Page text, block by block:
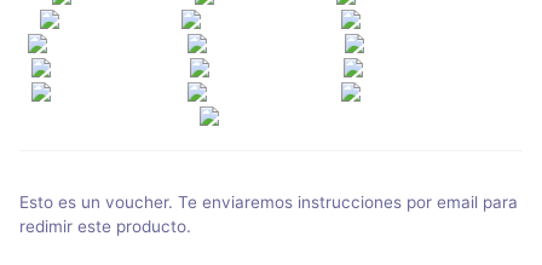
Esto es un voucher. Te enviaremos instrucciones por email para
redimir este producto.